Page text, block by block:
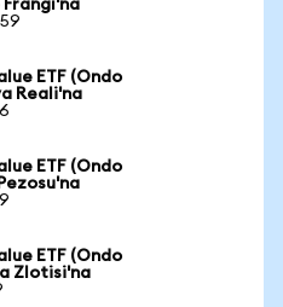
ETF (Ondo
Reali'na
ETF (Ondo
ETF (Ondo
Zlotisi'na